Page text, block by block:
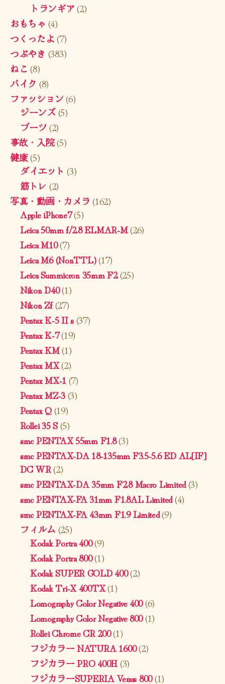
トランギア(2)
おもちゃ (4)
つくったよ(7)
つぶやき (383)
ねこ (8)
バイク (8)
ファッション(6)
ジーンズ(5)
ブーツ (2)
事故・入院(5)
健康(5)
ダイエット (3)
筋トレ (2)
写真・動画・カメラ (162)
Apple iPhone7(5)
Leica 50mm f/2.8 ELMAR-M(26)
Leica M10(7)
Leica M6 (NonTTL)(17)
Leica Summicron 35mm F2(25)
Nikon D40(1)
Nikon Zf(27)
Pentax K-5 II s(37)
Pentax K-7(19)
Pentax KM(1)
Pentax MX(2)
Pentax MX-1 (7)
Pentax MZ-3(3)
Pentax Q(19)
Rollei 35 S(5)
smc PENTAX 55mm F1.8(3)
smc PENTAX-DA 18-135mm F3.5-5.6 ED AL[IF]
DC WR(2)
smc PENTAX-DA 35mm F2.8 Macro Limited(3)
smc PENTAX-FA 31mm F1.8AL Limited(4)
smc PENTAX-FA 43mm F1.9 Limited(9)
フィルム (25)
Kodak Portra 400(9)
Kodak Portra 800(1)
Kodak SUPER GOLD 400(2)
Kodak Tri-X 400TX(1)
Lomography Color Negative 400(6)
Lomography Color Negative 800(1)
Rollei Chrome CR 200(1)
フジカラー NATURA 1600(2)
フジカラー PRO 400H(3)
フジカラーSUPERIA Venus 800(1)